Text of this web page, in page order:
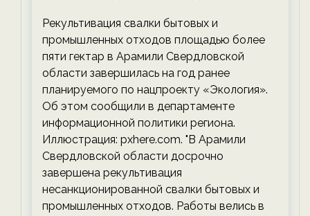
экологии на ECOportal
Рекультивация свалки бытовых и
промышленных отходов площадью более
пяти гектар в Арамили Свердловской
области завершилась на год ранее
планируемого по нацпроекту «Экология».
Об этом сообщили в департаменте
информационной политики региона.
Иллюстрация: pxhere.com. "В Арамили
Свердловской области досрочно
завершена рекультивация
несанкционированной свалки бытовых и
промышленных отходов. Работы велись в